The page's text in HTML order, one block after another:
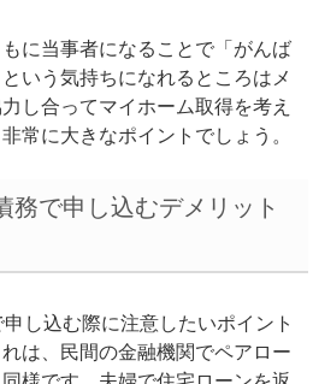
に当事者になることで「がんば
いう気持ちになれるところはメ
し合ってマイホーム取得を考え
常に大きなポイントでしょう。
務で申し込むデメリット
し込む際に注意したいポイント
は、民間の金融機関でペアロー